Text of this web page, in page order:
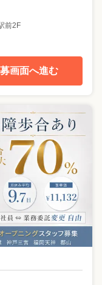
前2F
画面へ進む